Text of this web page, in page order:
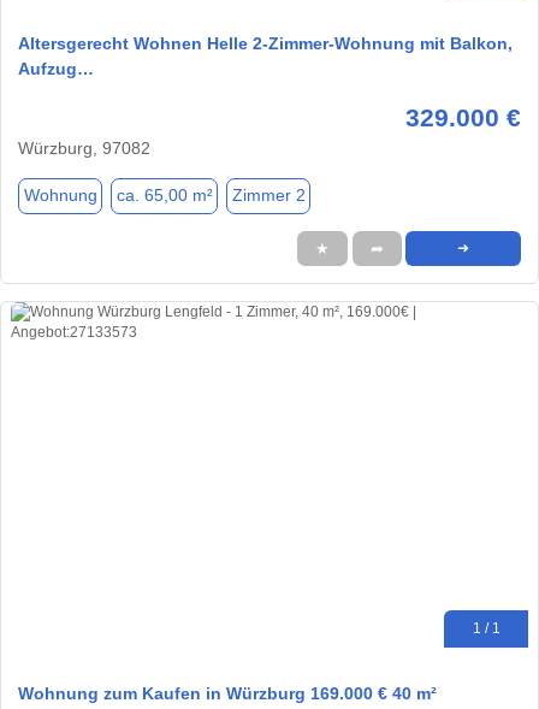
Altersgerecht Wohnen Helle 2-Zimmer-Wohnung mit Balkon,
Aufzug…
329.000 €
Würzburg, 97082
Wohnung ca. 65,00 m² Zimmer 2
★ ➦ ➜
1 / 1
Wohnung zum Kaufen in Würzburg 169.000 € 40 m²